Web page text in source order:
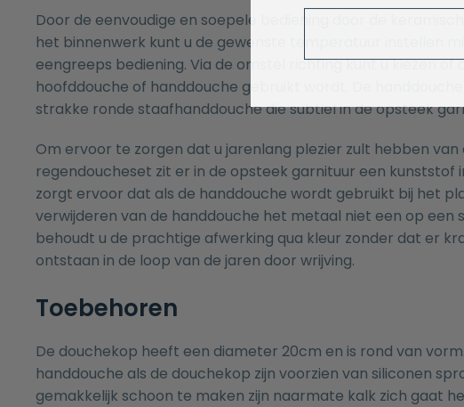
Door de eenvoudige en soepele bediening door de
het binnenwerk kunt u de gewenste temperatuur instellen
eengreeps bediening. Via de omstel richting kunt u kiezen of
hoofddouche of handdouche gebruikt wordt. De handdouche
strakke ronde staafhanddouche die subtiel in de opsteek
Om ervoor te zorgen dat u jarenlang plezier zult hebben van
regendoucheset zit er in de opsteek garnituur een kunststof
zorgt ervoor dat als de handdouche wordt gebruikt bij het
verwijderen van de handdouche het metaal niet een op een
behoudt u de prachtige afwerking qua kleur zonder dat er
ontstaan in de loop van de jaren door wrijving.
Toebehoren
De douchekop heeft een diameter 20cm en is rond van
handdouche als de douchekop zijn voorzien van siliconen
gemakkelijk schoon te maken zijn naarmate kalk zich gaat